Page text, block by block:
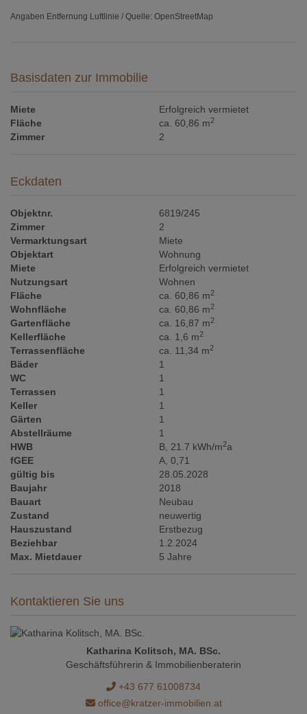
Angaben Entfernung Luftlinie / Quelle: OpenStreetMap
Basisdaten zur Immobilie
Miete
Erfolgreich vermietet
Fläche
ca. 60,86 m2
Zimmer 2
Eckdaten
Objektnr.
6819/245
Zimmer
2
Vermarktungsart
Miete
Objektart
Wohnung
Miete
Erfolgreich vermietet
Nutzungsart
Wohnen
Fläche
ca. 60,86 m2
Wohnfläche ca. 60,86 m2
Gartenfläche ca. 16,87 m2
Kellerfläche ca. 1,6 m2
Terrassenfläche ca. 11,34 m2
Bäder
1
WC
1
Terrassen
1
Keller
1
Gärten
1
Abstellräume
1
HWB
B, 21.7 kWh/m2a
fGEE
A, 0,71
gültig bis
28.05.2028
Baujahr
2018
Bauart
Neubau
Zustand
neuwertig
Hauszustand
Erstbezug
Beziehbar
1.2.2024
Max. Mietdauer
5 Jahre
Kontaktieren Sie uns
Katharina Kolitsch, MA. BSc.
Geschäftsführerin & Immobilienberaterin
+43 677 61008734
office@kratzer-immobilien.at